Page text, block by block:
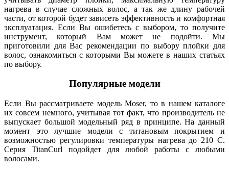
нагрева в случае сложных волос, а так же длину рабочей
части, от которой будет зависеть эффективность и комфортная
эксплуатация. Если Вы ошибетесь с выбором, то получите
инструмент, который Вам может не подойти. Мы
приготовили для Вас рекомендации по выбору плойки для
волос, ознакомиться с которыми Вы можете в наших статьях
по выбору.
Популярные модели
Если Вы рассматриваете модель Moser, то в нашем каталоге
их совсем немного, учитывая тот факт, что производитель не
выпускает большой модельный ряд в принципе. На данный
момент это лучшие модели с титановым покрытием и
возможностью регулировки температуры нагрева до 210 C.
Серия TitanCurl подойдет для любой работы с любыми
волосами.